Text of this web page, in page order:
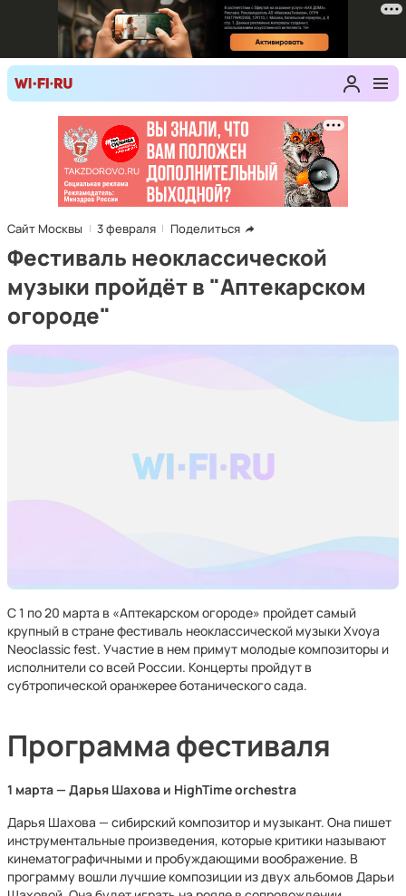
Сайт Москвы 3 февраля Поделиться
Фестиваль неоклассической
музыки пройдёт в "Аптекарском
огороде"
С 1 по 20 марта в «Аптекарском огороде» пройдет самый
крупный в стране фестиваль неоклассической музыки Xvoya
Neoclassic fest. Участие в нем примут молодые композиторы и
исполнители со всей России. Концерты пройдут в
субтропической оранжерее ботанического сада.
Программа фестиваля
1 марта — Дарья Шахова и HighTime orchestra
Дарья Шахова — сибирский композитор и музыкант. Она пишет
инструментальные произведения, которые критики называют
кинематографичными и пробуждающими воображение. В
программу вошли лучшие композиции из двух альбомов Дарьи